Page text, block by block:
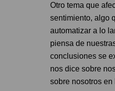
Otro tema que
sentimiento, algo
automatizar a lo
piensa de
conclusiones se
nos dice sobre
sobre nosotros en